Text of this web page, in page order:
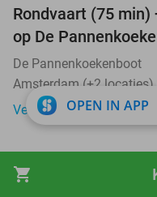
shopping_cart
Rondvaart (75 min)
op De
De Pannenkoekenboot
Amsterdam (+2 locaties)
Verkocht: 4.609OPEN IN APP